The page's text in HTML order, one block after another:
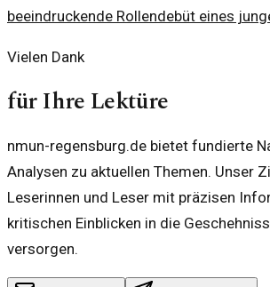
beeindruckende Rollendebüt eines
darstellerischen Höhepunkte.
Vielen Dank
für Ihre Lektüre
nmun-regensburg.de bietet fundierte
Analysen zu aktuellen Themen. Unser
Leserinnen und Leser mit präzisen
kritischen Einblicken in die
versorgen.